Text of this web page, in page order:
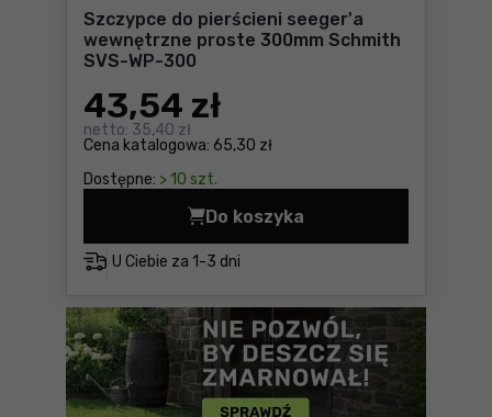
Szczypce do pierścieni seeger'a
wewnętrzne proste 300mm Schmith
SVS-WP-300
Cena katalogowa: 65,30 zł
43,54 zł
netto: 35,40 zł
Dostępne: > 10 szt.
U Ciebie za 1-3 dni
Do koszyka
Szczypce do pierścieni